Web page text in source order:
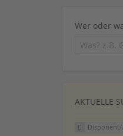
Wer oder
AKTUELLE